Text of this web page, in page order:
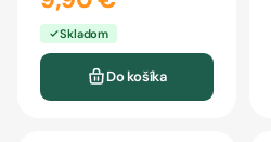
Skladom
Do košíka